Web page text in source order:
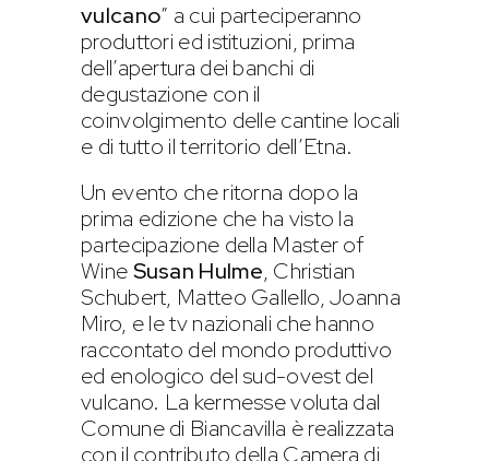
vulcano” a cui parteciperanno
produttori ed istituzioni, prima
dell’apertura dei banchi di
degustazione con il
coinvolgimento delle cantine locali
e di tutto il territorio dell’Etna.
Un evento che ritorna dopo la
prima edizione che ha visto la
partecipazione della Master of
WineSusan Hulme, Christian
Schubert, Matteo Gallello, Joanna
Miro, e le tv nazionali che hanno
raccontato del mondo produttivo
ed enologico del sud-ovest del
vulcano. La kermesse voluta dal
Comune di Biancavilla è realizzata
con il contributo della Camera di